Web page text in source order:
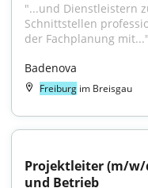
"...und Dienstleistern
Schnittstellen
der Fachplanung mit..."
Badenova
Freiburg im Breisgau
Projektleiter (m/w/
und Betrieb